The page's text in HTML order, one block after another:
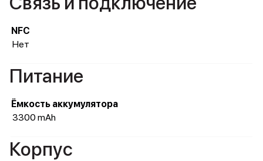
NFC
Нет
Питание
Ёмкость аккумулятора
3300 mAh
Корпус